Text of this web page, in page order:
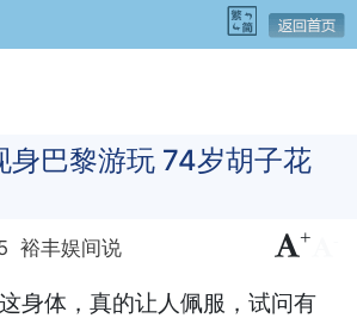
身巴黎游玩 74岁胡子花
裕丰娱间说 +
身体，真的让人佩服，试问有